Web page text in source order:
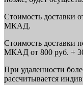
Стоимость доставки
МКАД.
Стоимость доставки
МКАД от 800 руб. +
При удаленности
рассчитывается